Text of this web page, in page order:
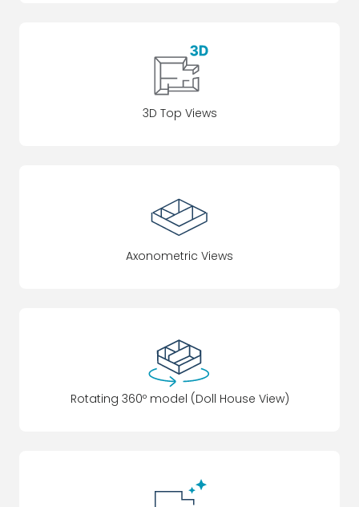
3D Top Views
Axonometric Views
Rotating 360º model (Doll House View)